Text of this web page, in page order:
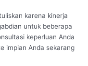
karena kinerja
untuk beberapa
keperluan Anda
impian Anda sekarang